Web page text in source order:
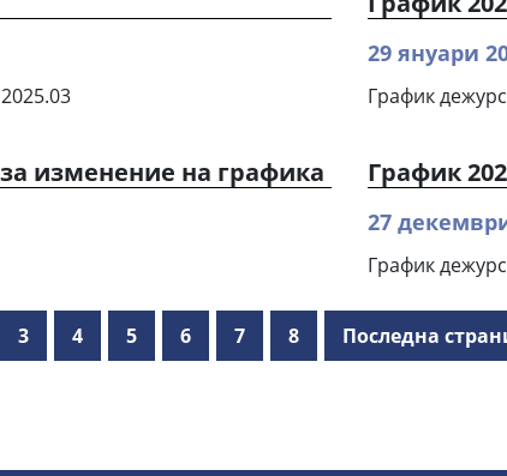
29 януари
График
изменение на графика График
27
График
3 4 5 6 7 8 Последна